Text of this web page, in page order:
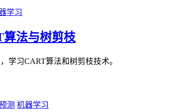
学习
算法与树剪枝
学习CART算法和树剪枝技术。
机器学习